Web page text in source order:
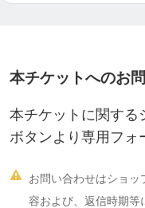
本チケットへのお
本チケットに関する
ボタンより専用フォ

お問い合わせはショッ
容および、返信時期等